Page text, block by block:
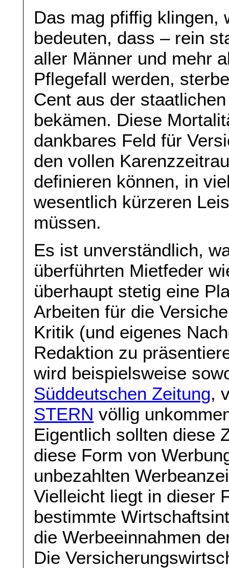
Das mag pfiffig klingen,
bedeuten, dass – rein
aller Männer und mehr
Pflegefall werden,
Cent aus der
bekämen. Diese
dankbares Feld für
den vollen
definieren können, in
wesentlich kürzeren
müssen.
Es ist unverständlich,
überführten Mietfeder
überhaupt stetig eine
Arbeiten für die
Kritik (und eigenes
Redaktion zu
wird beispielsweise
Süddeutschen Zeitung,
STERN völlig
Eigentlich sollten diese
diese Form von
unbezahlten
Vielleicht liegt in dieser
bestimmte
die Werbeeinnahmen
Die